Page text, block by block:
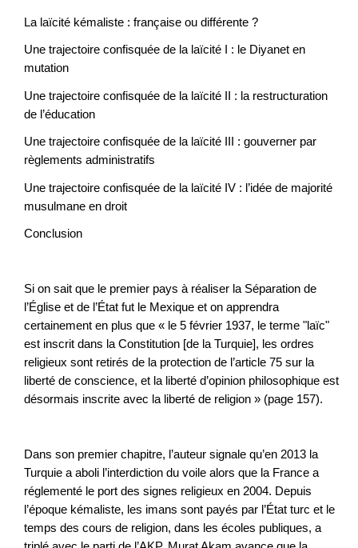
La laïcité kémaliste : française ou différente ?
Une trajectoire confisquée de la laïcité I : le Diyanet en
mutation
Une trajectoire confisquée de la laïcité II : la restructuration
de l’éducation
Une trajectoire confisquée de la laïcité III : gouverner par
règlements administratifs
Une trajectoire confisquée de la laïcité IV : l’idée de majorité
musulmane en droit
Conclusion
Si on sait que le premier pays à réaliser la Séparation de
l’Église et de l’État fut le Mexique et on apprendra
certainement en plus que « le 5 février 1937, le terme "laïc"
est inscrit dans la Constitution [de la Turquie], les ordres
religieux sont retirés de la protection de l’article 75 sur la
liberté de conscience, et la liberté d’opinion philosophique est
désormais inscrite avec la liberté de religion » (page 157).
Dans son premier chapitre, l’auteur signale qu’en 2013 la
Turquie a aboli l’interdiction du voile alors que la France a
réglementé le port des signes religieux en 2004. Depuis
l’époque kémaliste, les imans sont payés par l’État turc et le
temps des cours de religion, dans les écoles publiques, a